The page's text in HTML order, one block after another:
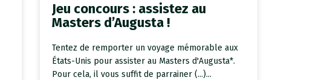
Jeu concours : assistez au
Masters d’Augusta !
Tentez de remporter un voyage mémorable aux
États-Unis pour assister au Masters d'Augusta*.
Pour cela, il vous suffit de parrainer (...)...